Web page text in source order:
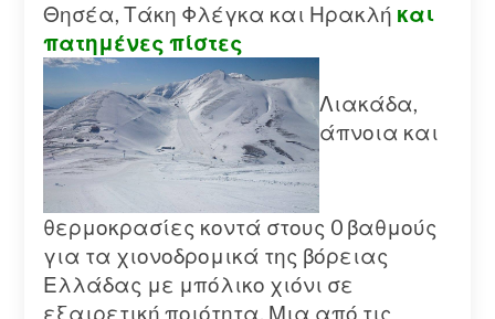
Θησέα, Τάκη Φλέγκα και Ηρακλή και
πατημένες πίστες
Λιακάδα,
άπνοια και
θερμοκρασίες κοντά στους 0 βαθμούς
για τα χιονοδρομικά της βόρειας
Ελλάδας με μπόλικο χιόνι σε
εξαιρετική ποιότητα. Μια από τις